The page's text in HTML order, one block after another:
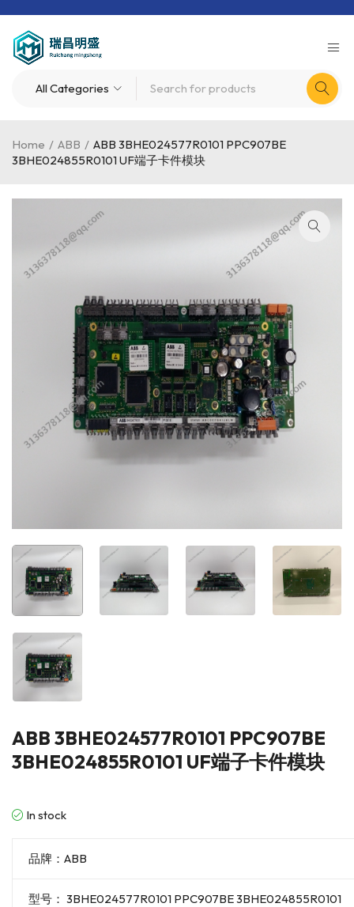
Home / ABB / ABB 3BHE024577R0101 PPC907BE
3BHE024855R0101 UF端子卡件模块
ABB 3BHE024577R0101 PPC907BE
3BHE024855R0101 UF端子卡件模块
In stock
品牌：ABB
型号： 3BHE024577R0101 PPC907BE 3BHE024855R0101